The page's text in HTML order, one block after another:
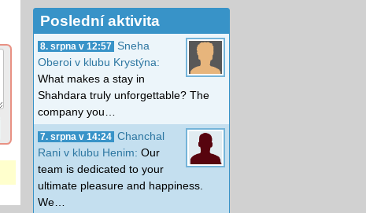
Poslední aktivita
8. srpna v 12:57
Sneha
Oberoi v klubu Krystýna:
What makes a stay in
Shahdara truly unforgettable? The
company you…
7. srpna v 14:24 Chanchal
Rani v klubu Henim: Our
team is dedicated to your
ultimate pleasure and happiness.
We…